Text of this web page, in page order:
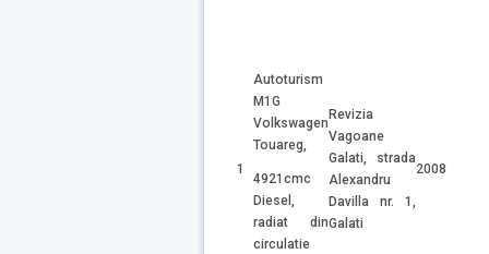
1
Autoturism
M1G
Volkswagen
Touareg,
4921cmc
Diesel,
radiat din
circulatie
Revizia
Vagoane
Galati, strada
Alexandru
Davilla nr. 1,
Galati
2008